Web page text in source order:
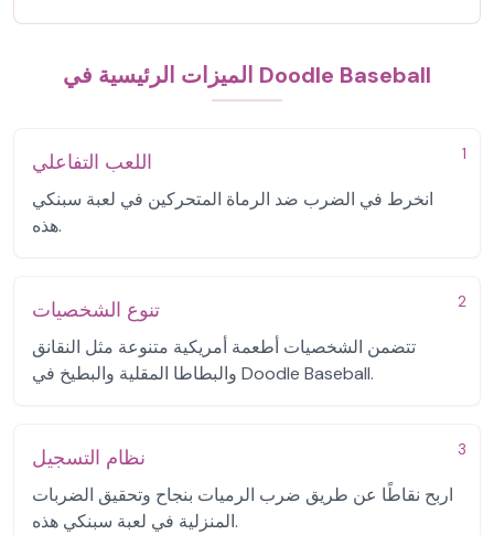
الميزات الرئيسية في Doodle Baseball
1 اللعب التفاعلي
انخرط في الضرب ضد الرماة المتحركين في لعبة سبنكي
هذه.
2 تنوع الشخصيات
تتضمن الشخصيات أطعمة أمريكية متنوعة مثل النقانق
والبطاطا المقلية والبطيخ في Doodle Baseball.
3 نظام التسجيل
اربح نقاطًا عن طريق ضرب الرميات بنجاح وتحقيق الضربات
المنزلية في لعبة سبنكي هذه.